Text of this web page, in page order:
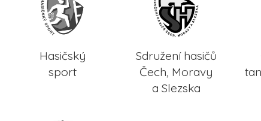
Hasičský
sport
Sdružení hasičů
Čech, Moravy
a Slezska